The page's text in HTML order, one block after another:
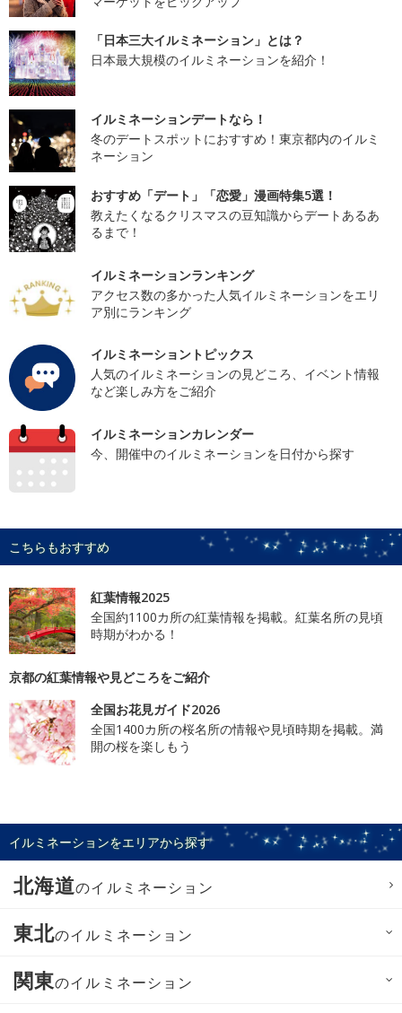
「日本三大イルミネーション」とは？
日本最大規模のイルミネーションを紹介！
イルミネーションデートなら！
冬のデートスポットにおすすめ！東京都内のイルミ
ネーション
おすすめ「デート」「恋愛」漫画特集5選！
教えたくなるクリスマスの豆知識からデートあるあ
るまで！
イルミネーションランキング
アクセス数の多かった人気イルミネーションをエリ
ア別にランキング
イルミネーショントピックス
人気のイルミネーションの見どころ、イベント情報
など楽しみ方をご紹介
イルミネーションカレンダー
今、開催中のイルミネーションを日付から探す
こちらもおすすめ
紅葉情報2025
全国約1100カ所の紅葉情報を掲載。紅葉名所の見頃
時期がわかる！
京都の紅葉情報や見どころをご紹介
全国お花見ガイド2026
全国1400カ所の桜名所の情報や見頃時期を掲載。満
開の桜を楽しもう
イルミネーションをエリアから探す
北海道のイルミネーション
東北のイルミネーション
関東のイルミネーション